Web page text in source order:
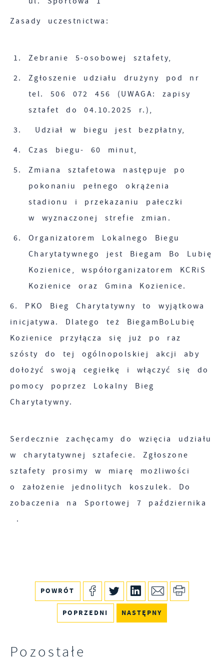
Zasady uczestnictwa:
Zebranie 5-osobowej sztafety,
Zgłoszenie udziału drużyny pod nr
tel. 506 072 456 (UWAGA: zapisy
sztafet do 04.10.2025 r.),
Udział w biegu jest bezpłatny,
Czas biegu- 60 minut,
Zmiana sztafetowa następuje po
pokonaniu pełnego okrążenia
stadionu i przekazaniu pałeczki
w wyznaczonej strefie zmian.
Organizatorem Lokalnego Biegu
Charytatywnego jest Biegam Bo Lubię
Kozienice, współorganizatorem KCRiS
Kozienice oraz Gmina Kozienice.
6. PKO Bieg Charytatywny to wyjątkowa
inicjatywa. Dlatego też BiegamBoLubię
Kozienice przyłącza się już po raz
szósty do tej ogólnopolskiej akcji aby
dołożyć swoją cegiełkę i włączyć się do
pomocy poprzez Lokalny Bieg
Charytatywny.
Serdecznie zachęcamy do wzięcia udziału
w charytatywnej sztafecie. Zgłoszone
sztafety prosimy w miarę możliwości
o założenie jednolitych koszulek. Do
zobaczenia na Sportowej 7 października
.
POWRÓT
POPRZEDNI NASTĘPNY
Pozostałe
witryny internetowej. Treści promocyjne mogą
pojawić się na stronach podmiotów trzecich
charakterze pośredników prezentujących nasze
treści w postaci wiadomości, ofert,